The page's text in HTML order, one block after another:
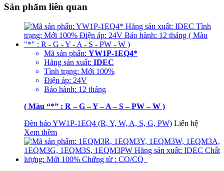
Sản phẩm liên quan
Mã sản phẩn: YW1P-1EQ4*
Hãng sản xuất: IDEC
Tình trạng: Mới 100%
Điện áp: 24V
Bảo hành: 12 tháng
( Màu “*” : R – G – Y – A – S – PW – W )
Đèn báo YW1P-1EQ4 (R, Y, W, A, S, G, PW) Liên hệ
Xem thêm